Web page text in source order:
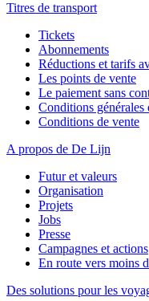
Titres de transport
Tickets
Abonnements
Réductions et tarifs
Les points de vente
Le paiement sans
Conditions générales
Conditions de vente
A propos de De Lijn
Futur et valeurs
Organisation
Projets
Jobs
Presse
Campagnes et actions
En route vers moins
Des solutions pour les